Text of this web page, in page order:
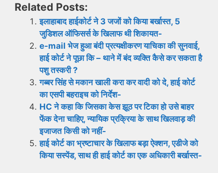
Related Posts:
इलाहाबाद हाईकोर्ट ने 3 जजों को किया बर्खास्त, 5
जुडिशल ऑफिसर्स के खिलाफ थी शिकायत-
e-mail भेज हुआ बंदी प्रत्यक्षीकरण याचिका की सुनवाई,
हाई कोर्ट ने पूछा कि – थाने में बंद व्यक्ति कैसे कर सकता है
पशु तस्करी ?
गब्बर सिंह से मकान खाली करा कर वादी को दे, हाई कोर्ट
का एसपी बहराइच को निर्देश-
HC ने कहा कि जिसका केस झूठ पर टिका हो उसे बाहर
फेंक देना चाहिए, न्यायिक प्रक्रिया के साथ खिलवाड़ की
इजाजत किसी को नहीं-
हाई कोर्ट का भ्रष्टाचार के खिलाफ बड़ा ऐक्शन, एडीजे को
किया सस्पेंड, साथ ही हाई कोर्ट का एक अधिकारी बर्खास्त-